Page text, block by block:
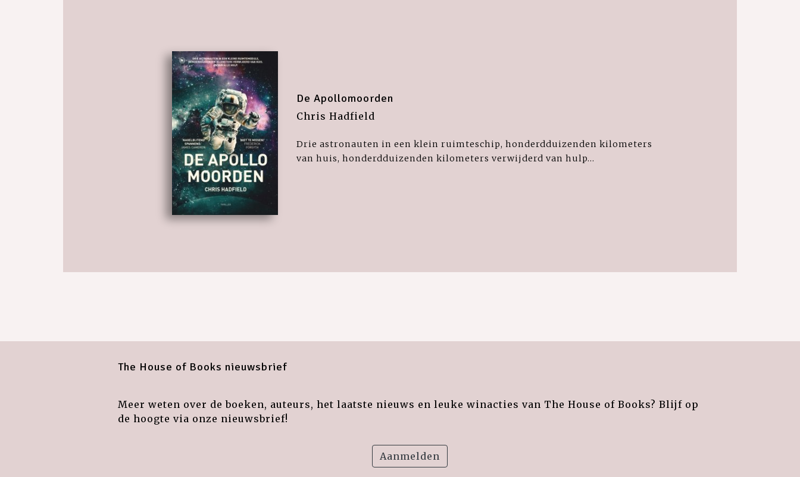
De Apollomoorden
Chris Hadfield
Drie astronauten in een klein ruimteschip, honderdduizenden kilometers
van huis, honderdduizenden kilometers verwijderd van hulp...
The House of Books nieuwsbrief
Meer weten over de boeken, auteurs, het laatste nieuws en leuke winacties van The House of Books? Blijf op
de hoogte via onze nieuwsbrief!
Aanmelden